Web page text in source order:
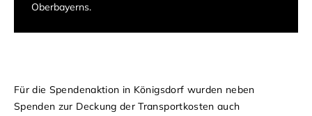
Oberbayerns.
Für die Spendenaktion in Königsdorf wurden neben
Spenden zur Deckung der Transportkosten auch